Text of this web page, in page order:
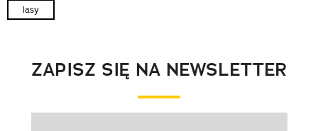
lasy
ZAPISZ SIĘ NA NEWSLETTER